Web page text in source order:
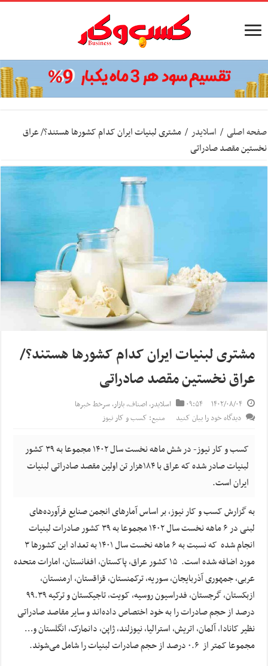
صفحه اصلی / اسلایدر / مشتری لبنیات ایران کدام کشورها هستند؟/ عراق
نخستین مقصد صادراتی
مشتری لبنیات ایران کدام کشورها هستند؟/
عراق نخستین مقصد صادراتی
۱۴۰۲/۰۸/۰۴ ۰۹:۵۴ اسلایدر,اصناف,بازار,سرخط خبرها
دیدگاه خود را بیان کنید
منبع: کسب و کار نیوز
کسب و کار نیوز- در شش ماهه نخست سال ۱۴۰۲ مجموعا به ۳۹ کشور
لبنیات صادر شده که عراق با ۱۸۴هزار تن اولین مقصد صادراتی لبنیات
ایران است.
به گزارش کسب و کار نیوز، بر اساس آمارهای انجمن صنایع فرآورده‌های
لبنی در ۶ ماهه نخست سال ۱۴۰۲ مجموعا به ۳۹ کشور صادرات لبنیات
انجام شده که نسبت به ۶ ماهه نخست سال ۱۴۰۱ به تعداد این کشورها ۳
مورد اضافه شده است. ۱۵ کشور عراق، پاکستان، افغانستان، امارات متحده
عربی، جمهوری‌ آذربایجان، سوریه، ترکمنستان، قزاقستان، ارمنستان،
ازبکستان، گرجستان، فدراسیون روسیه، کویت، تاجیکستان و ترکیه ۹۹.۳۹
درصد از حجم صادرات را به خود اختصاص داده‌اند و سایر مقاصد صادراتی
نظیر کانادا، آلمان، اتریش، استرالیا، نیوزلند، ژاپن، دانمارک، انگلستان و…
مجموعا کمتر از ۰.۶ درصد از حجم صادرات لبنیات را شامل می‌شوند.